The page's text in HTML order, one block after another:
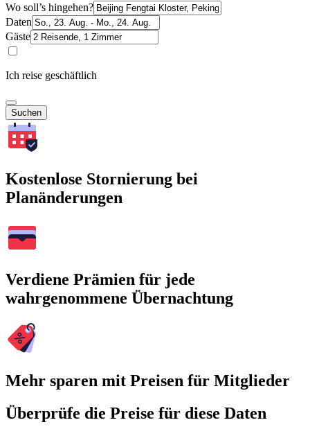
Wo soll’s hingehen?
Daten
Gäste
Ich reise geschäftlich
Suchen
Kostenlose Stornierung bei
Planänderungen
Verdiene Prämien für jede
wahrgenommene Übernachtung
Mehr sparen mit Preisen für Mitglieder
Überprüfe die Preise für diese Daten